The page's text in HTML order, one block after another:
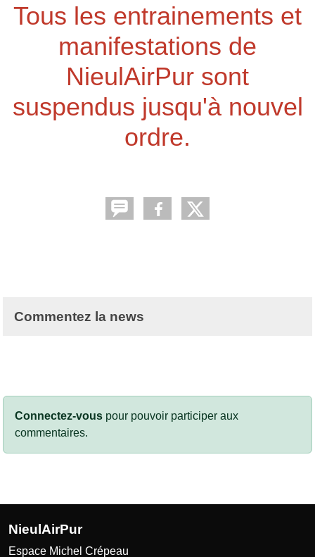
Tous les entrainements et
manifestations de
NieulAirPur sont
suspendus jusqu'à nouvel
ordre.
Commentez la news
Connectez-vous pour pouvoir participer aux
commentaires.
NieulAirPur
Espace Michel Crépeau